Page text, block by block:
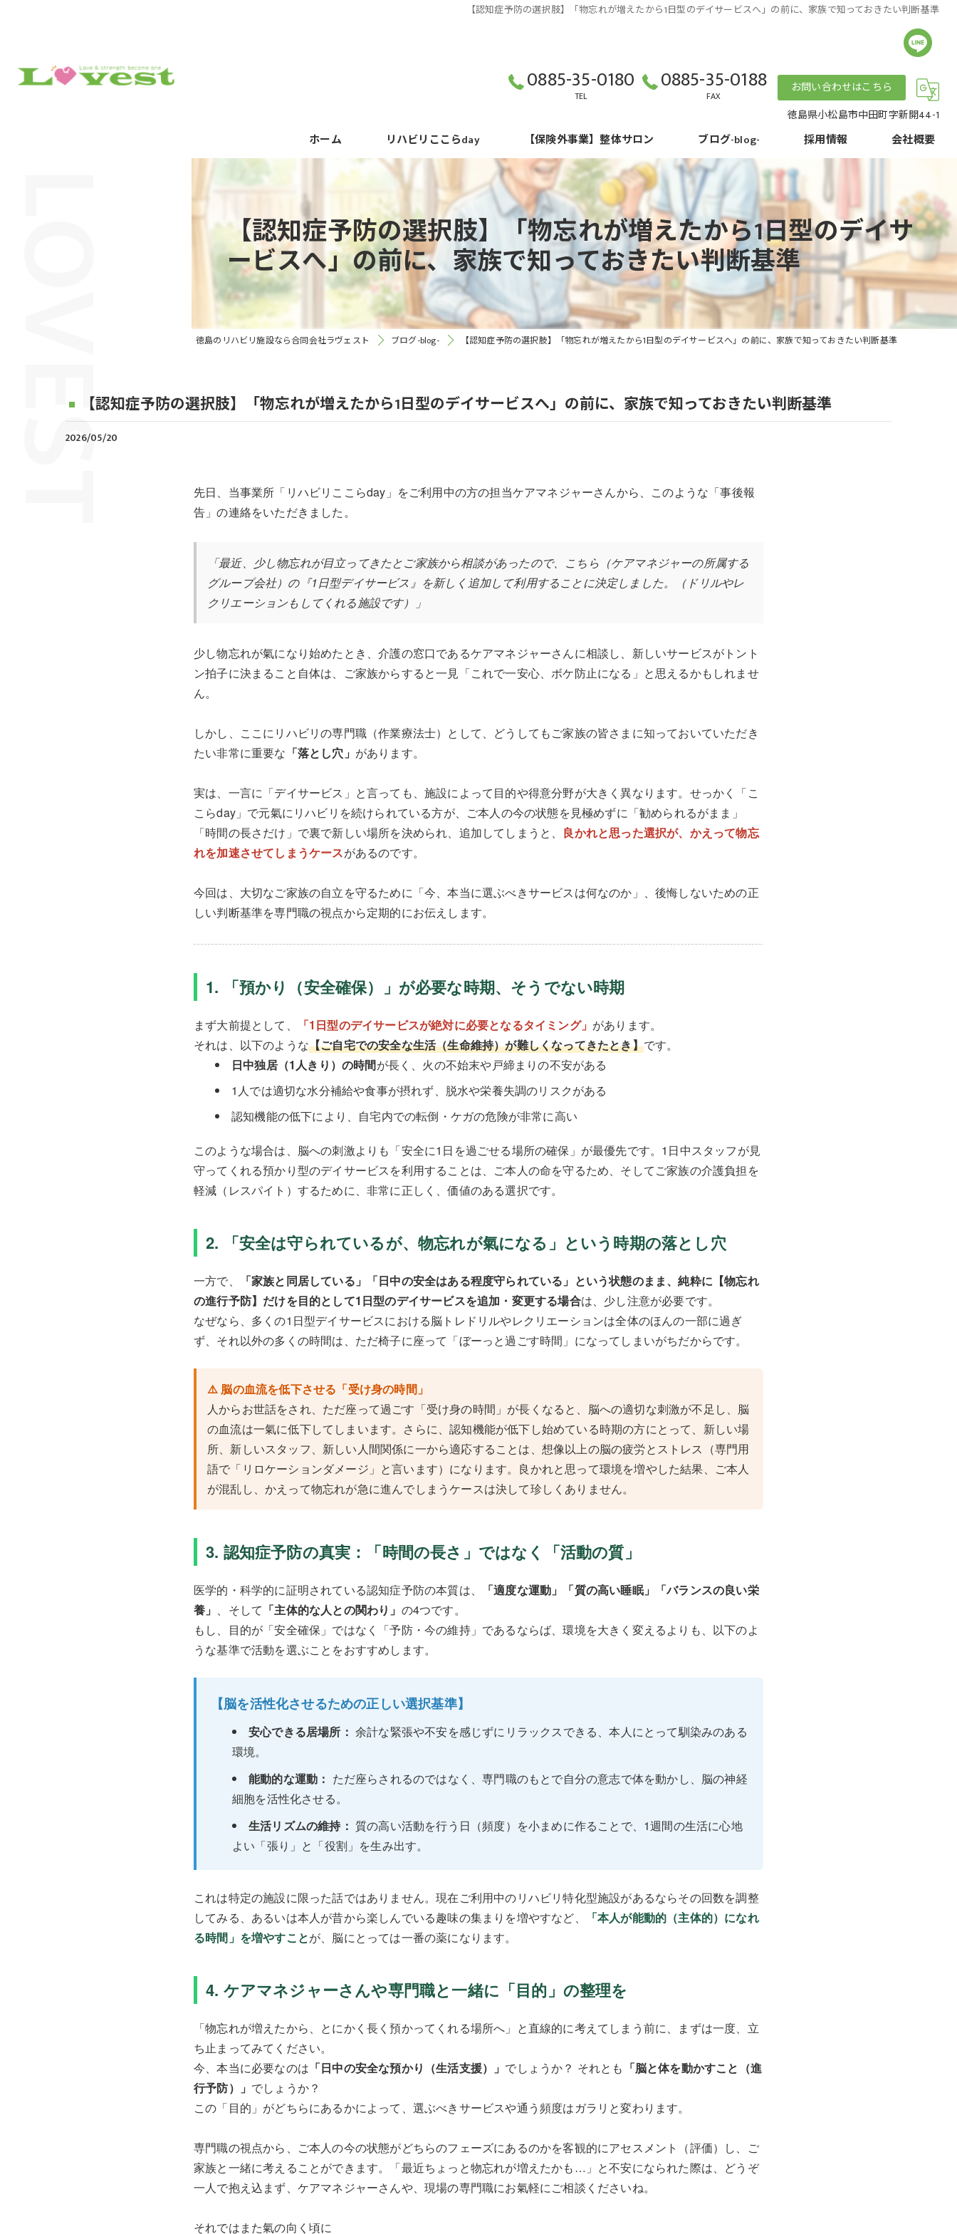
【認知症予防の選択肢】「物忘れが増えたから1日型のデイサービスへ」の前に、家族で知っておきたい判断基準
0885-35-0180
TEL
0885-35-0188
FAX
お問い合わせはこちら
徳島県小松島市中田町字新開44-1
ホーム リハビリここらday
事業所概要
施設紹介
利用料
ご利用状況
スタッフ紹介
利用者の声
【保険外事業】整体サロン ブログ-blog-
コラム
採用情報 会社概要
【認知症予防の選択肢】「物忘れが増えたから1日型のデイサ
ービスへ」の前に、家族で知っておきたい判断基準
徳島のリハビリ施設なら合同会社ラヴェスト ブログ-blog- 【認知症予防の選択肢】「物忘れが増えたから1日型のデイサービスへ」の前に、家族で知っておきたい判断基準
【認知症予防の選択肢】「物忘れが増えたから1日型のデイサービスへ」の前に、家族で知っておきたい判断基準
2026/05/20
先日、当事業所「リハビリここらday」をご利用中の方の担当ケアマネジャーさんから、このような「事後報
告」の連絡をいただきました。
「最近、少し物忘れが目立ってきたとご家族から相談があったので、こちら（ケアマネジャーの所属する
グループ会社）の『1日型デイサービス』を新しく追加して利用することに決定しました。（ドリルやレ
クリエーションもしてくれる施設です）」
少し物忘れが氣になり始めたとき、介護の窓口であるケアマネジャーさんに相談し、新しいサービスがトント
ン拍子に決まること自体は、ご家族からすると一見「これで一安心、ボケ防止になる」と思えるかもしれませ
ん。
しかし、ここにリハビリの専門職（作業療法士）として、どうしてもご家族の皆さまに知っておいていただき
たい非常に重要な 「落とし穴」 があります。
実は、一言に「デイサービス」と言っても、施設によって目的や得意分野が大きく異なります。せっかく「こ
こらday」で元氣にリハビリを続けられている方が、ご本人の今の状態を見極めずに「勧められるがまま」
「時間の長さだけ」で裏で新しい場所を決められ、追加してしまうと、 良かれと思った選択が、かえって物忘
れを加速させてしまうケースがあるのです。
今回は、大切なご家族の自立を守るために「今、本当に選ぶべきサービスは何なのか」、後悔しないための正
しい判断基準を専門職の視点から定期的にお伝えします。
1. 「預かり（安全確保）」が必要な時期、そうでない時期
まず大前提として、 「1日型のデイサービスが絶対に必要となるタイミング」 があります。
それは、以下のような【ご自宅での安全な生活（生命維持）が難しくなってきたとき】です。
日中独居（1人きり）の時間が長く、火の不始末や戸締まりの不安がある
1人では適切な水分補給や食事が摂れず、脱水や栄養失調のリスクがある
認知機能の低下により、自宅内での転倒・ケガの危険が非常に高い
このような場合は、脳への刺激よりも「安全に1日を過ごせる場所の確保」が最優先です。1日中スタッフが見
守ってくれる預かり型のデイサービスを利用することは、ご本人の命を守るため、そしてご家族の介護負担を
軽減（レスパイト）するために、非常に正しく、価値のある選択です。
2. 「安全は守られているが、物忘れが氣になる」という時期の落とし穴
一方で、
「家族と同居している」「日中の安全はある程度守られている」という状態のまま、純粋に【物忘れ
の進行予防】だけを目的として1日型のデイサービスを追加・変更する場合は、少し注意が必要です。
なぜなら、多くの1日型デイサービスにおける脳トレドリルやレクリエーションは全体のほんの一部に過ぎ
ず、それ以外の多くの時間は、ただ椅子に座って「ぼーっと過ごす時間」になってしまいがちだからです。
⚠️ 脳の血流を低下させる「受け身の時間」
人からお世話をされ、ただ座って過ごす「受け身の時間」が長くなると、脳への適切な刺激が不足し、脳
の血流は一氣に低下してしまいます。さらに、認知機能が低下し始めている時期の方にとって、新しい場
所、新しいスタッフ、新しい人間関係に一から適応することは、想像以上の脳の疲労とストレス（専門用
語で「リロケーションダメージ」と言います）になります。良かれと思って環境を増やした結果、ご本人
が混乱し、かえって物忘れが急に進んでしまうケースは決して珍しくありません。
3. 認知症予防の真実：「時間の長さ」ではなく「活動の質」
医学的・科学的に証明されている認知症予防の本質は、
「適度な運動」「質の高い睡眠」「バランスの良い栄
養」 、そして 「主体的な人との関わり」 の4つです。
もし、目的が「安全確保」ではなく「予防・今の維持」であるならば、環境を大きく変えるよりも、以下のよ
うな基準で活動を選ぶことをおすすめします。
【脳を活性化させるための正しい選択基準】
安心できる居場所： 余計な緊張や不安を感じずにリラックスできる、本人にとって馴染みのある
環境。
能動的な運動： ただ座らされるのではなく、専門職のもとで自分の意志で体を動かし、脳の神経
細胞を活性化させる。
生活リズムの維持： 質の高い活動を行う日（頻度）を小まめに作ることで、1週間の生活に心地
よい「張り」と「役割」を生み出す。
これは特定の施設に限った話ではありません。現在ご利用中のリハビリ特化型施設があるならその回数を調整
してみる、あるいは本人が昔から楽しんでいる趣味の集まりを増やすなど、
「本人が能動的（主体的）になれ
る時間」を増やすことが、脳にとっては一番の薬になります。
4. ケアマネジャーさんや専門職と一緒に「目的」の整理を
「物忘れが増えたから、とにかく長く預かってくれる場所へ」と直線的に考えてしまう前に、まずは一度、立
ち止まってみてください。
今、本当に必要なのは 「日中の安全な預かり（生活支援）」 でしょうか？ それとも 「脳と体を動かすこと（進
行予防）」 でしょうか？
この「目的」がどちらにあるかによって、選ぶべきサービスや通う頻度はガラリと変わります。
専門職の視点から、ご本人の今の状態がどちらのフェーズにあるのかを客観的にアセスメント（評価）し、ご
家族と一緒に考えることができます。「最近ちょっと物忘れが増えたかも…」と不安になられた際は、どうぞ
一人で抱え込まず、ケアマネジャーさんや、現場の専門職にお氣軽にご相談くださいね。
それではまた氣の向く頃に